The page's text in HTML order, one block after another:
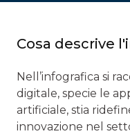
Cosa descrive
Nell’infografica si
digitale, specie le
artificiale, stia
innovazione nel